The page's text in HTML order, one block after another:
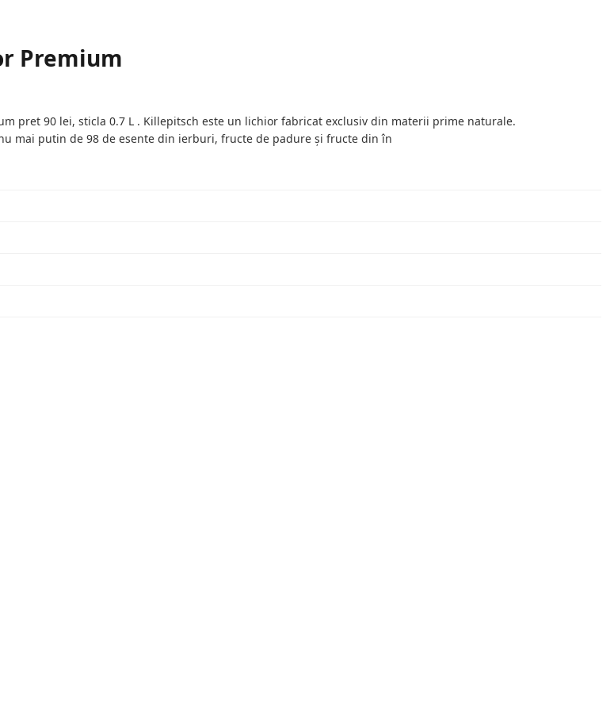
Premium
pret 90 lei, sticla 0.7 L . Killepitsch este un lichior fabricat exclusiv din materii prime naturale.
mai putin de 98 de esente din ierburi, fructe de padure și fructe din în